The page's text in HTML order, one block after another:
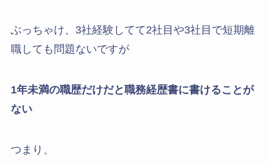
ぶっちゃけ、3社経験してて2社目や3社目で短期離
職しても問題ないですが
1年未満の職歴だけだと職務経歴書に書けることが
ない
つまり、